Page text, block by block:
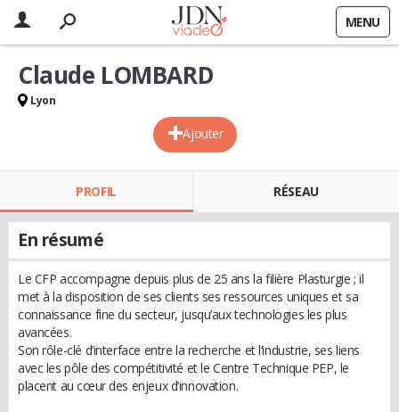
MENU
Ajouter
Claude LOMBARD
Lyon
PROFIL RÉSEAU
En résumé
Le CFP accompagne depuis plus de 25 ans la filière Plasturgie ; il
met à la disposition de ses clients ses ressources uniques et sa
connaissance fine du secteur, jusqu’aux technologies les plus
avancées.
Son rôle-clé d’interface entre la recherche et l‘industrie, ses liens
avec les pôle des compétitivité et le Centre Technique PEP, le
placent au cœur des enjeux d’innovation.